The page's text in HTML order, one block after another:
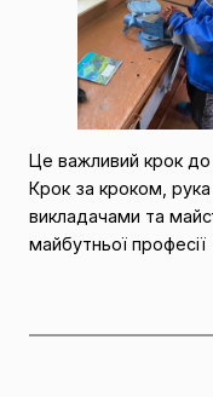
Це важливий крок до
Крок за кроком,
викладачами та
майбутньої професії